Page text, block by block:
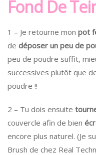
Fond De
1 – Je retourne mon pot
de déposer un peu de
peu de poudre suffit,
successives plutôt que
poudre !!
2 – Tu dois ensuite
couvercle afin de bien
encore plus naturel. (Je
Brush de chez Real